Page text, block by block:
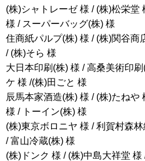
(株)シャトレーゼ 様 / (株)松栄堂
様 / スーパーバッグ(株) 様
住商紙パルプ(株) 様 / (株)関谷商
/ (株)そら 様
大日本印刷(株) 様 / 高桑美術印
ケ 様 /(株)田ごと 様
辰馬本家酒造(株) 様 / (株)たね
様 / トーイン(株) 様
(株)東京ボロニヤ 様 / 利賀村森
/ 富山冷蔵(株) 様
(株)ドンク 様 / (株)中島大祥堂